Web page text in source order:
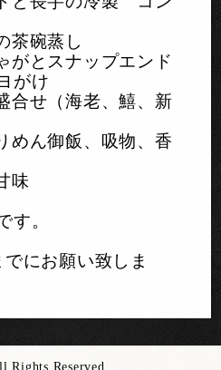
碗蒸し
スナップエンド
がけ
せ（海老、鱚、新
ん御飯、吸物、香
味
す。
にお願い致しま
Rights Reserved.